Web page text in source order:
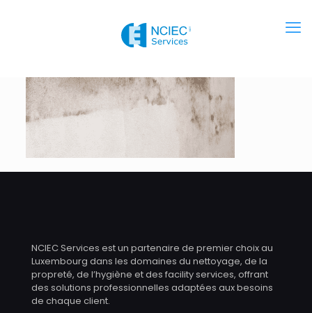
NCIEC Services est un partenaire de premier choix au
Luxembourg dans les domaines du nettoyage, de la
propreté, de l’hygiène et des facility services, offrant
des solutions professionnelles adaptées aux besoins
de chaque client.